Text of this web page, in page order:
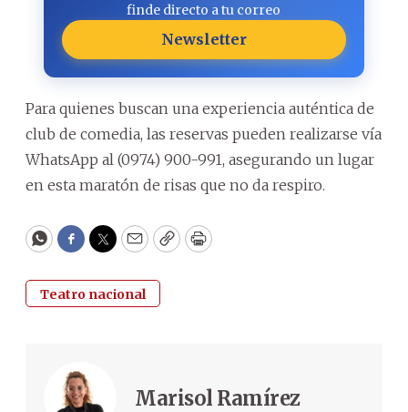
finde directo a tu correo
Newsletter
Para quienes buscan una experiencia auténtica de
club de comedia, las reservas pueden realizarse vía
WhatsApp al (0974) 900-991, asegurando un lugar
en esta maratón de risas que no da respiro.
WhatsApp
Facebook
Twitter
EmailCopyPrint
Teatro nacional
Marisol Ramírez